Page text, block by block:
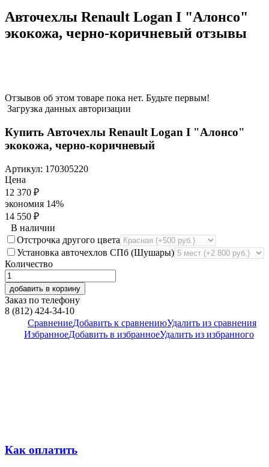
Авточехлы Renault Logan I "Алонсо"
экокожа, черно-коричневый отзывы
Отзывов об этом товаре пока нет. Будьте первым!
Загрузка данных авторизации
Купить Авточехлы Renault Logan I "Алонсо"
экокожа, черно-коричневый
Артикул: 170305220
Цена
12 370 ₽
экономия 14%
14 550 ₽
В наличии
Отстрочка другого цвета
Установка авточехлов СПб (Шушары)
Количество
добавить в корзину
Заказ по телефону
8 (812) 424-34-10
СравнениеДобавить к сравнениюУдалить из сравнения
ИзбранноеДобавить в избранноеУдалить из избранного
Как оплатить